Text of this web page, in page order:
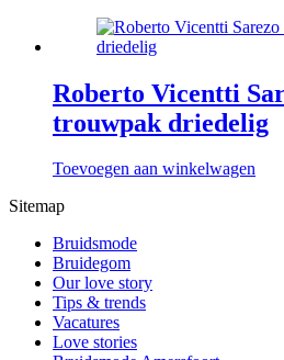
Roberto Vicentti
trouwpak driedelig
Toevoegen aan winkelwagen
Sitemap
Bruidsmode
Bruidegom
Our love story
Tips & trends
Vacatures
Love stories